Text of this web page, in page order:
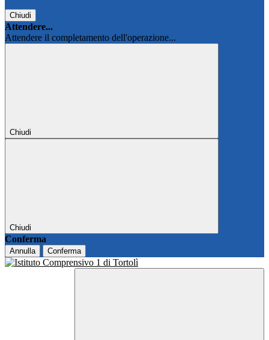
Chiudi
Attendere...
Attendere il completamento dell'operazione...
Chiudi
Chiudi
Conferma
Annulla Conferma